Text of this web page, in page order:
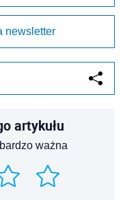
newsletter
artykułu
ważna